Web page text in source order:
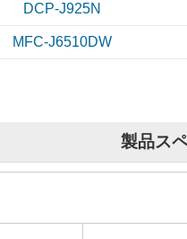
プリンター：
たま
コロナ以
DCP-J925N
MFC-J6510DW
[8本自由選択] LC12 (BK/C/
M/Y)大容量 ブラザー[brothe